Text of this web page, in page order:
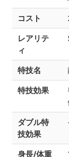
コスト
レアリテ
ィ
特技名
特技効果
ダブル特
技効果
身長/体重